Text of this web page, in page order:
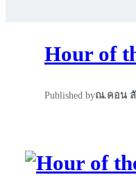
Hour of
Published byณ.คอน